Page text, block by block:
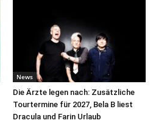
News
Die Ärzte legen nach: Zusätzliche
Tourtermine für 2027, Bela B liest
Dracula und Farin Urlaub